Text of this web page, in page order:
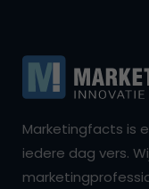
Marketingfacts is
iedere dag vers.